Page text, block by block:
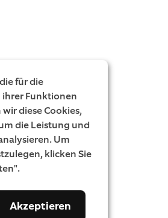
für die
Funktionen
diese Cookies,
die Leistung und
Um
klicken Sie
Akzeptieren